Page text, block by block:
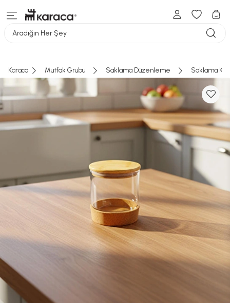
Aradığın Her Şey
Karaca Mutfak Grubu Saklama Düzenleme Saklama